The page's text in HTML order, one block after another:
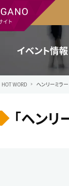
イト
イベント情報
HOT WORD ヘンリーミラー
「ヘンリ